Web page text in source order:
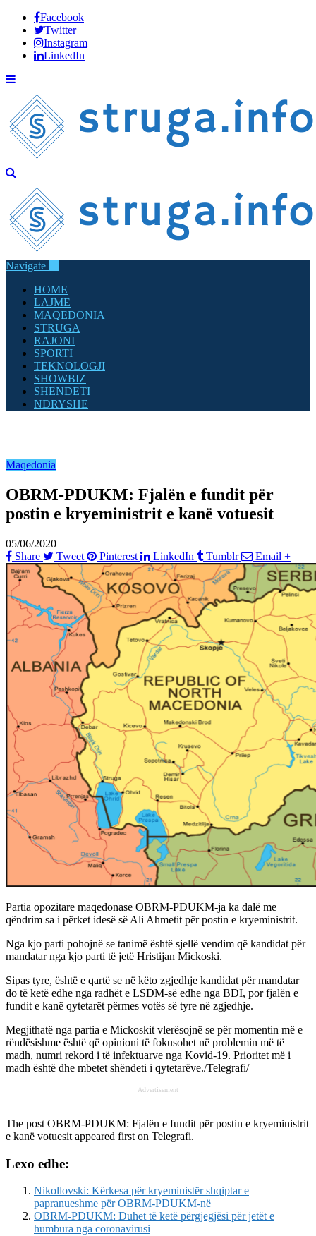
Facebook
Twitter
Instagram
LinkedIn
Navigate
HOME
LAJME
MAQEDONIA
STRUGA
RAJONI
SPORTI
TEKNOLOGJI
SHOWBIZ
SHENDETI
NDRYSHE
Maqedonia
OBRM-PDUKM: Fjalën e fundit për
postin e kryeministrit e kanë votuesit
05/06/2020
Share
Tweet Pinterest LinkedIn Tumblr Email +
Partia opozitare maqedonase OBRM-PDUKM-ja ka dalë me
qëndrim sa i përket idesë së Ali Ahmetit për postin e kryeministrit.
Nga kjo parti pohojnë se tanimë është sjellë vendim që kandidat për
mandatar nga kjo parti të jetë Hristijan Mickoski.
Sipas tyre, është e qartë se në këto zgjedhje kandidat për mandatar
do të ketë edhe nga radhët e LSDM-së edhe nga BDI, por fjalën e
fundit e kanë qytetarët përmes votës së tyre në zgjedhje.
Megjithatë nga partia e Mickoskit vlerësojnë se për momentin më e
rëndësishme është që opinioni të fokusohet në problemin më të
madh, numri rekord i të infektuarve nga Kovid-19. Prioritet më i
madh është dhe mbetet shëndeti i qytetarëve./Telegrafi/
Advertisement
The post OBRM-PDUKM: Fjalën e fundit për postin e kryeministrit
e kanë votuesit appeared first on Telegrafi.
Lexo edhe:
Nikollovski: Kërkesa për kryeministër shqiptar e
papranueshme për OBRM-PDUKM-në
OBRM-PDUKM: Duhet të ketë përgjegjësi për jetët e
humbura nga coronavirusi